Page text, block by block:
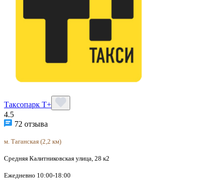
Таксопарк Т+
4.5
72 отзыва
м. Таганская (2,2 км)
Средняя Калитниковская улица, 28 к2
Ежедневно 10:00-18:00